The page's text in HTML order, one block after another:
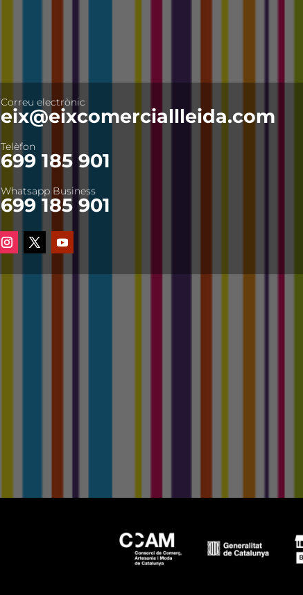
Correu electrònic
eix@eixcomerciallleida.com
Telèfon
699 185 901
Whatsapp Business
699 185 901